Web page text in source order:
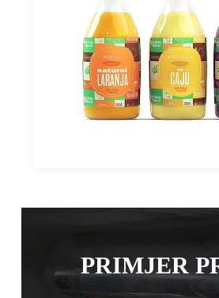
PRIMJER